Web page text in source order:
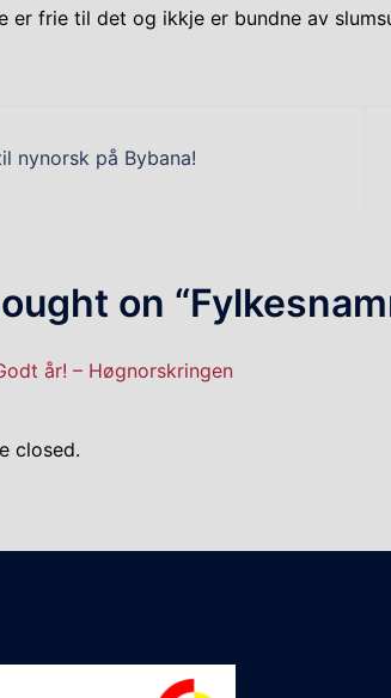
er frie til det og ikkje er bundne av
nynorsk på Bybana!
on “
år! – Høgnorskringen
closed.